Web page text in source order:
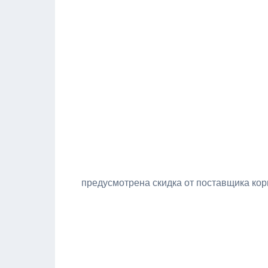
предусмотрена скидка от поставщика